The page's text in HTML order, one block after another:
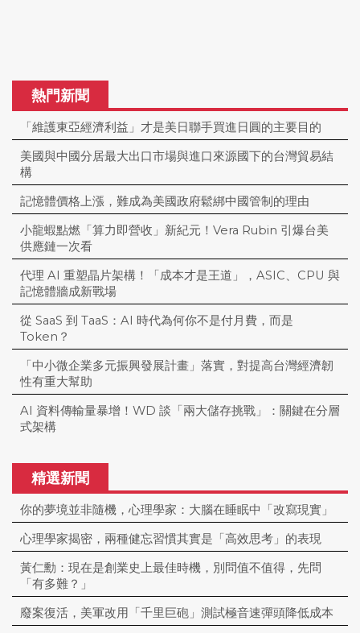
熱門新聞
「維護東亞經濟利益」才是美日聯手買進日圓的主要目的
美國與中國分居最大出口市場與進口來源國下的台灣貿易結
構
記憶體價格上漲，難成為美國政府鬆綁中國管制的理由
小龍蝦點燃「算力即營收」新紀元！Vera Rubin 引爆台美
供應鏈一次看
代理 AI 重塑晶片架構！「成本才是王道」，ASIC、CPU 與
記憶體牆成新戰場
從 SaaS 到 TaaS：AI 時代為何你不是付月費，而是
Token？
「中小微企業多元振興發展計畫」落實，對提高台灣經濟韌
性有重大幫助
AI 資料傳輸量暴增！WD 談「兩大儲存挑戰」：關鍵在分層
式架構
精選新聞
你的夢境並非隨機，心理學家：大腦在睡眠中「改寫現實」
心理學家揭密，兩種健忘習慣其實是「高效思考」的表現
黃仁勳：現在是創業史上最佳時機，別問值不值得，先問
「有多難？」
廢案復活，美軍改用「千里巨砲」測試極音速彈頭降低成本